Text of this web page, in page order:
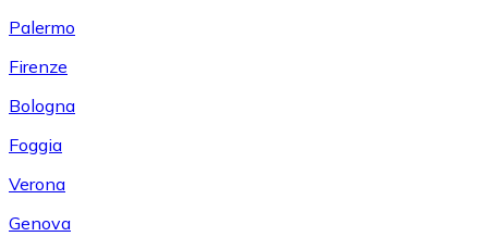
Palermo
Firenze
Bologna
Foggia
Verona
Genova